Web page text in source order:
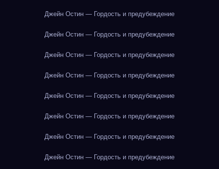
Джейн Остин — Гордость и предубеждение
Джейн Остин — Гордость и предубеждение
Джейн Остин — Гордость и предубеждение
Джейн Остин — Гордость и предубеждение
Джейн Остин — Гордость и предубеждение
Джейн Остин — Гордость и предубеждение
Джейн Остин — Гордость и предубеждение
Джейн Остин — Гордость и предубеждение